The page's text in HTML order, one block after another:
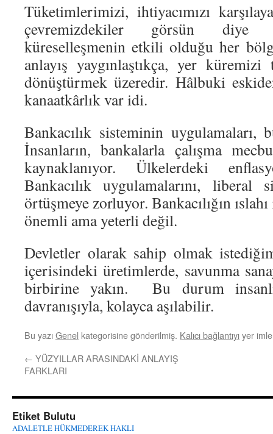
Tüketimlerimizi, ihtiyacımızı
çevremizdekiler görsün diye
küreselleşmenin etkili olduğu her
anlayış yaygınlaştıkça, yer
dönüştürmek üzeredir. Hâlbuki
kanaatkârlık var idi.
Bankacılık sisteminin uygulamaları,
İnsanların, bankalarla çalışma
kaynaklanıyor. Ülkelerdeki
Bankacılık uygulamalarını, liberal
örtüşmeye zorluyor. Bankacılığın
önemli ama yeterli değil.
Devletler olarak sahip olmak
içerisindeki üretimlerde, savunma
birbirine yakın. Bu durum
davranışıyla, kolayca aşılabilir.
Bu yazıGenel kategorisine gönderilmiş. Kalıcı bağlantıyıyer
← YÜZYILLAR ARASINDAKİ ANLAYIŞ
FARKLARI
Etiket Bulutu
ADALETLE HÜKMEDEREK HAKLI